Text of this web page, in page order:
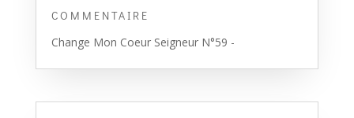
COMMENTAIRE
Change Mon Coeur Seigneur N°59 -